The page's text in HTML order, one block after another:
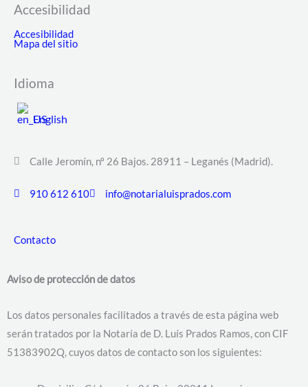
Accesibilidad
Accesibilidad
Mapa del sitio
Idioma
English
Calle Jeromín, nº 26 Bajos. 28911 – Leganés (Madrid).
910 612 610 info@notarialuisprados.com
Contacto
Aviso de protección de datos
Los datos personales facilitados a través de esta página web
serán tratados por la Notaría de D. Luís Prados Ramos, con CIF
51383902Q, cuyos datos de contacto son los siguientes: